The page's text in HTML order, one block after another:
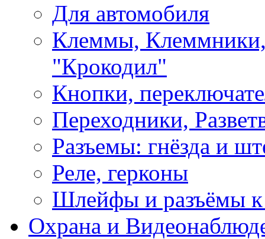
Для автомобиля
Клеммы,
"Крокодил"
Кнопки,
Переходники,
Разъемы: гнёзда и
Реле, герконы
Шлейфы и разъёмы
Охрана и